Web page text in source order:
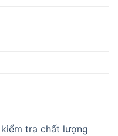
tra chất lượng